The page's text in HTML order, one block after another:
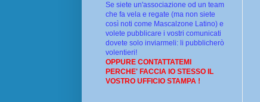
Se siete un'associazione od un team
che fa vela e regate (ma non siete
così noti come Mascalzone Latino) e
volete pubblicare i vostri comunicati
dovete solo inviarmeli: li pubblicherò
volentieri!
OPPURE CONTATTATEMI
PERCHE' FACCIA IO STESSO IL
VOSTRO UFFICIO STAMPA !